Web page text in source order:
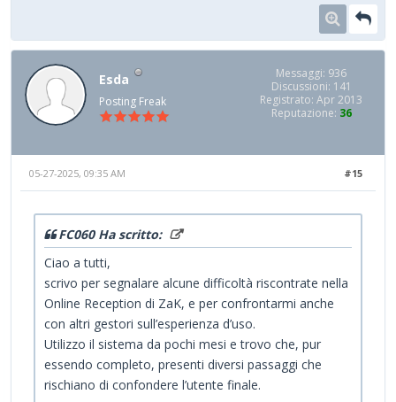
Esda
Posting Freak
Messaggi: 936
Discussioni: 141
Registrato: Apr 2013
Reputazione: 36
#15
05-27-2025, 09:35 AM
FC060 Ha scritto:
Ciao a tutti,
scrivo per segnalare alcune difficoltà riscontrate nella
Online Reception di ZaK, e per confrontarmi anche
con altri gestori sull’esperienza d’uso.
Utilizzo il sistema da pochi mesi e trovo che, pur
essendo completo, presenti diversi passaggi che
rischiano di confondere l’utente finale.